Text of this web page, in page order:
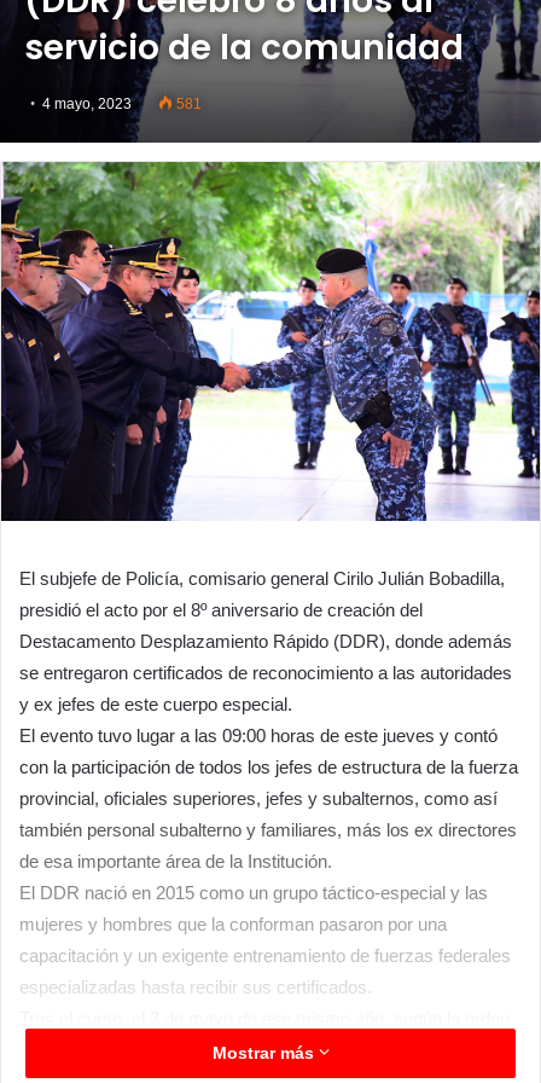
servicio de la comunidad
4 mayo, 2023 581
El subjefe de Policía, comisario general Cirilo Julián Bobadilla,
presidió el acto por el 8º aniversario de creación del
Destacamento Desplazamiento Rápido (DDR), donde además
se entregaron certificados de reconocimiento a las autoridades
y ex jefes de este cuerpo especial.
El evento tuvo lugar a las 09:00 horas de este jueves y contó
con la participación de todos los jefes de estructura de la fuerza
provincial, oficiales superiores, jefes y subalternos, como así
también personal subalterno y familiares, más los ex directores
de esa importante área de la Institución.
El DDR nació en 2015 como un grupo táctico-especial y las
mujeres y hombres que la conforman pasaron por una
capacitación y un exigente entrenamiento de fuerzas federales
especializadas hasta recibir sus certificados.
de Comando Superior Policial, los integrantes de este grupo se
Mostrar más